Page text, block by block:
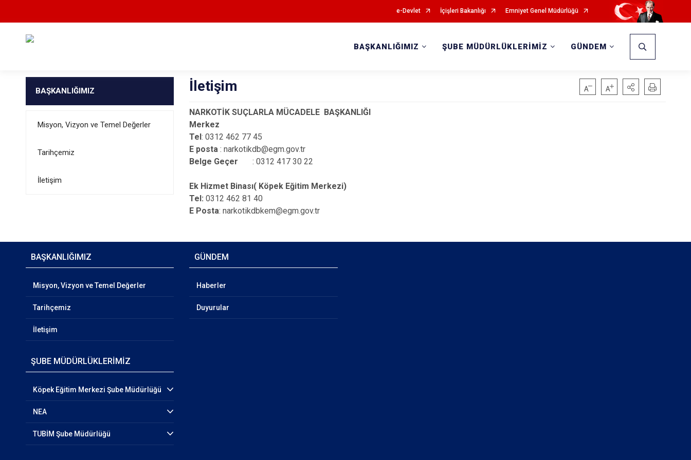
e-Devlet İçişleri Bakanlığı Emniyet Genel Müdürlüğü
BAŞKANLIĞIMIZ ŞUBE MÜDÜRLÜKLERİMİZ GÜNDEM
BAŞKANLIĞIMIZ
Misyon, Vizyon ve Temel Değerler
Tarihçemiz
İletişim
İletişim
NARKOTİK SUÇLARLA MÜCADELE BAŞKANLIĞI
Merkez
Tel: 0312 462 77 45
E posta : narkotikdb@egm.gov.tr
Belge Geçer : 0312 417 30 22
Ek Hizmet Binası( Köpek Eğitim Merkezi)
Tel: 0312 462 81 40
E Posta: narkotikdbkem@egm.gov.tr
BAŞKANLIĞIMIZ
Misyon, Vizyon ve Temel Değerler
Tarihçemiz
İletişim
ŞUBE MÜDÜRLÜKLERİMİZ
Köpek Eğitim Merkezi Şube Müdürlüğü
NEA
TUBİM Şube Müdürlüğü
GÜNDEM
Haberler
Duyurular